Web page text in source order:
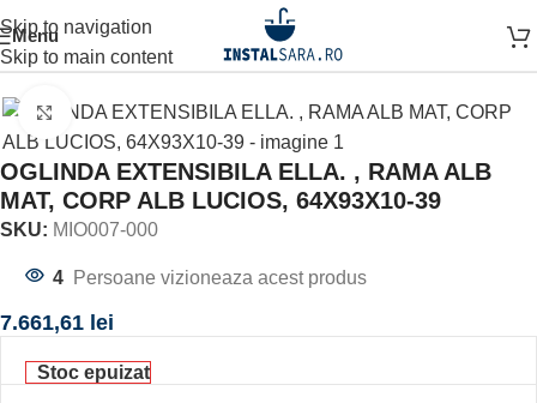
Skip to navigation
Skip to main content
Menu
Prima pagină MOBILIER BAIE OGLINDA BAIE
Click to enlarge
OGLINDA EXTENSIBILA ELLA. , RAMA ALB
MAT, CORP ALB LUCIOS, 64X93X10-39
SKU: MIO007-000
4 Persoane vizioneaza acest produs
7.661,61 lei
Stoc epuizat